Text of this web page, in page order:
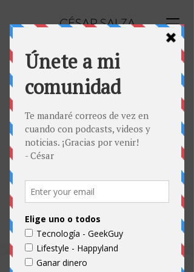
CÉSAR SALZA
En mi podcast de tecnología, te cuento las
noticias diarias, análisis de productos,
además ofertas y promociones de las
operadoras de Estados Unidos. El Podcast se
dirge también a audiencias de América
Latina y España.
Suscríbete A Tecnología
con César Salza